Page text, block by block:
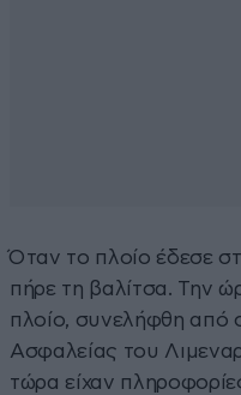
Όταν το πλοίο έδεσε
πήρε τη βαλίτσα. Την
πλοίο, συνελήφθη από
Ασφαλείας του
τώρα είχαν